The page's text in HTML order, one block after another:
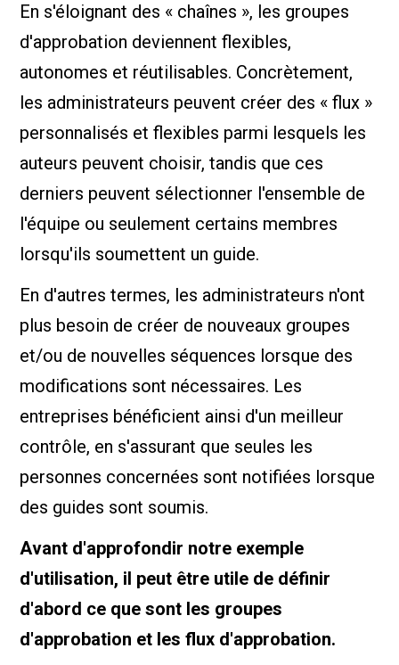
En s'éloignant des « chaînes », les groupes
d'approbation deviennent flexibles,
autonomes et réutilisables. Concrètement,
les administrateurs peuvent créer des « flux »
personnalisés et flexibles parmi lesquels les
auteurs peuvent choisir, tandis que ces
derniers peuvent sélectionner l'ensemble de
l'équipe ou seulement certains membres
lorsqu'ils soumettent un guide.
En d'autres termes, les administrateurs n'ont
plus besoin de créer de nouveaux groupes
et/ou de nouvelles séquences lorsque des
modifications sont nécessaires. Les
entreprises bénéficient ainsi d'un meilleur
contrôle, en s'assurant que seules les
personnes concernées sont notifiées lorsque
des guides sont soumis.
Avant d'approfondir notre exemple
d'utilisation, il peut être utile de définir
d'abord ce que sont les groupes
d'approbation et les flux d'approbation.